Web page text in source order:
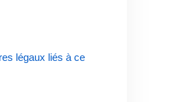
légaux liés à ce